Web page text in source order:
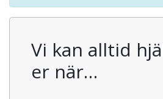
Vi kan alltid
er när…